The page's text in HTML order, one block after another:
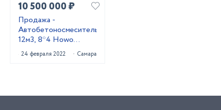
10 500 000 ₽
Продажа -
Автобетоносмеситель
12м3, 8*4 Howo
HW76
24 февраля 2022 Самара